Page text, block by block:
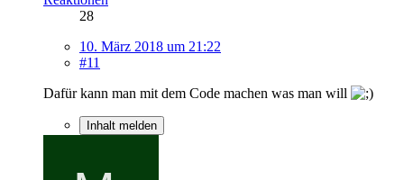
28
10. März 2018 um 21:22
#11
Dafür kann man mit dem Code machen was man will
Inhalt melden